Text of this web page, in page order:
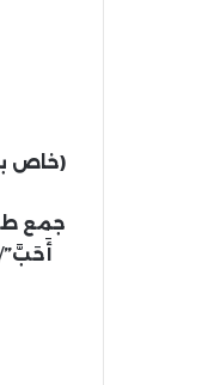
(خاص
جمع
أَحَبَّ”